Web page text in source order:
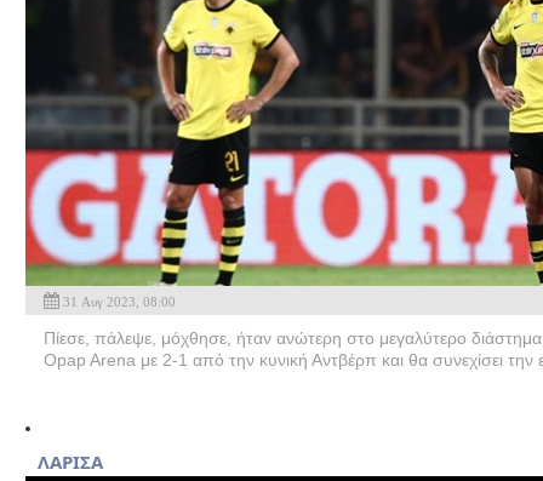
31 Αυγ 2023, 08:00
Πίεσε, πάλεψε, μόχθησε, ήταν ανώτερη στο μεγαλύτερο
Opap Arena με 2-1 από την κυνική Αντβέρπ και θα συνεχίσει
ΛΑΡΙΣΑ